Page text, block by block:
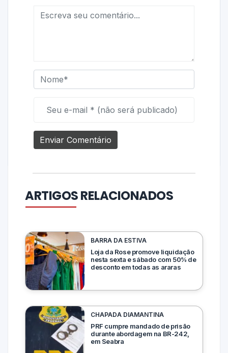
ARTIGOS RELACIONADOS
BARRA DA ESTIVA
Loja da Rose promove liquidação
nesta sexta e sábado com 50% de
desconto em todas as araras
CHAPADA DIAMANTINA
PRF cumpre mandado de prisão
durante abordagem na BR-242,
em Seabra